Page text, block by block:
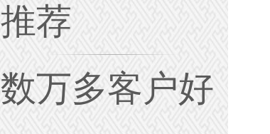
推荐
数万多客户好